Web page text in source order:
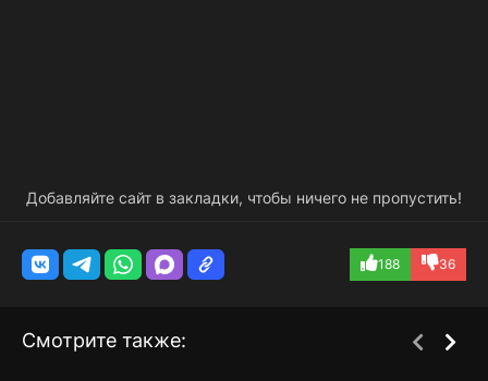
Добавляйте сайт в закладки, чтобы ничего не пропустить!
188 36
Смотрите также: